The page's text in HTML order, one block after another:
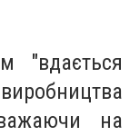
"вдається
на